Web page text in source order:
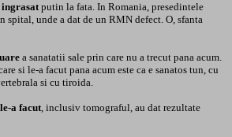
ingrasatputin la fata. In Romania, presedintele
spital, unde a dat de un RMN defect. O, sfanta
a sanatatii sale prin care nu a trecut pana acum.
si le-a facut pana acum este ca e sanatos tun, cu
si cu tiroida.
a facut, inclusiv tomograful, au dat rezultate